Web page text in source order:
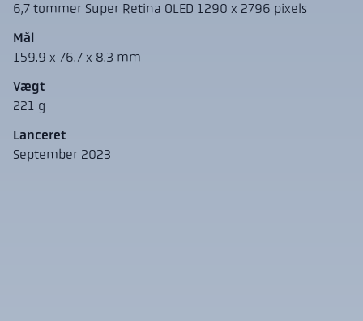
6,7 tommer Super Retina OLED 1290 x 2796 pixels
Mål
159.9 x 76.7 x 8.3 mm
Vægt
221 g
Lanceret
September 2023